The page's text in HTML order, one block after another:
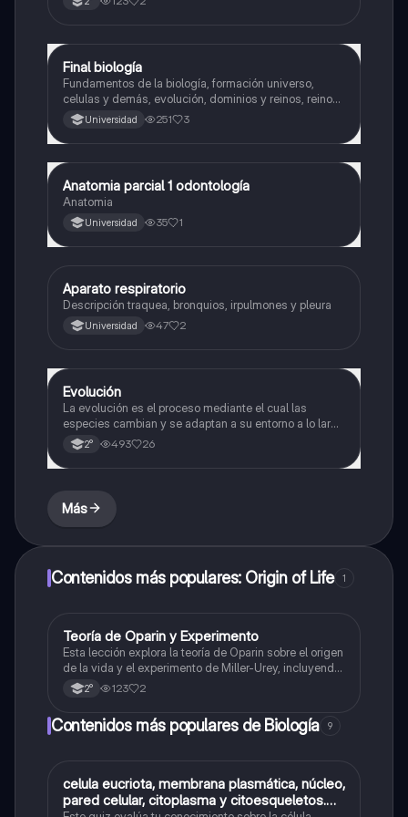
ultravioleta, átomos y moléculas.
Biología
Final biología
Fundamentos de la biología, formación universo,
celulas y demás, evolución, dominios y reinos, reino
planta y animalia
Universidad 251 3
Biología
Anatomia parcial 1 odontología
Anatomia
Universidad 35 1
Biología
Aparato respiratorio
Descripción traquea, bronquios, irpulmones y pleura
Universidad 47 2
Biología
Evolución
La evolución es el proceso mediante el cual las
especies cambian y se adaptan a su entorno a lo largo
del tiempo.
2° 493 26
Más
Contenidos más populares: Origin of Life 1
Biología
Teoría de Oparin y Experimento
Esta lección explora la teoría de Oparin sobre el origen
de la vida y el experimento de Miller-Urey, incluyendo
conceptos clave como la atmósfera, la radiación
ultravioleta, átomos y moléculas.
2° 123 2
Contenidos más populares de Biología 9
CBiología
celula eucriota, membrana plasmática, núcleo,
pared celular, citoplasma y citoesqueletos.